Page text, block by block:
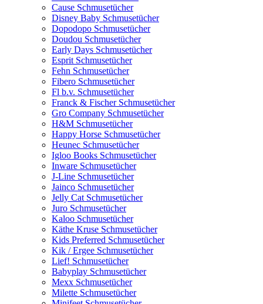
Cause Schmusetücher
Disney Baby Schmusetücher
Dopodopo Schmusetücher
Doudou Schmusetücher
Early Days Schmusetücher
Esprit Schmusetücher
Fehn Schmusetücher
Fibero Schmusetücher
Fl b.v. Schmusetücher
Franck & Fischer Schmusetücher
Gro Company Schmusetücher
H&M Schmusetücher
Happy Horse Schmusetücher
Heunec Schmusetücher
Igloo Books Schmusetücher
Inware Schmusetücher
J-Line Schmusetücher
Jainco Schmusetücher
Jelly Cat Schmusetücher
Juro Schmusetücher
Kaloo Schmusetücher
Käthe Kruse Schmusetücher
Kids Preferred Schmusetücher
Kik / Ergee Schmusetücher
Lief! Schmusetücher
Babyplay Schmusetücher
Mexx Schmusetücher
Milette Schmusetücher